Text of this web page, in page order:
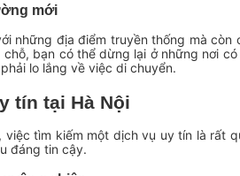
mới
những địa điểm truyền thống mà
bạn có thể dừng lại ở những nơi
lo lắng về việc di chuyển.
tín tại Hà Nội
, việc tìm kiếm một dịch vụ uy tín là rất
đáng tin cậy.